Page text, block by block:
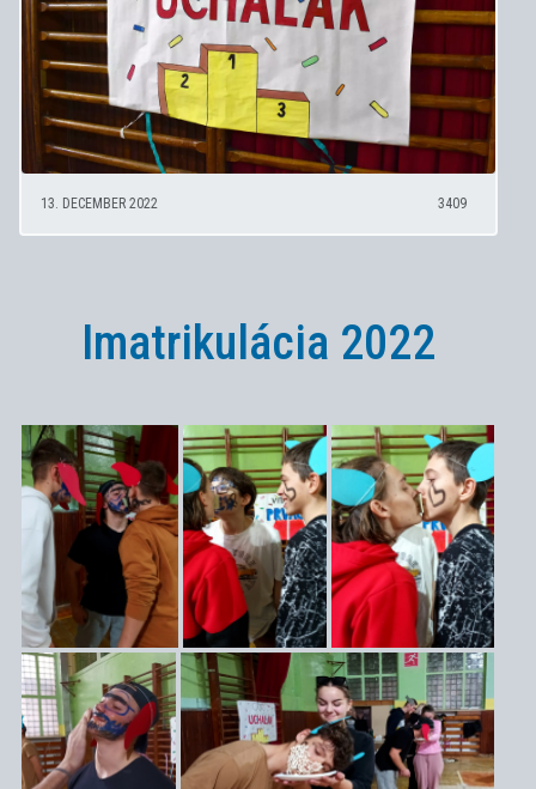
13. DECEMBER 2022 3409
Imatrikulácia 2022